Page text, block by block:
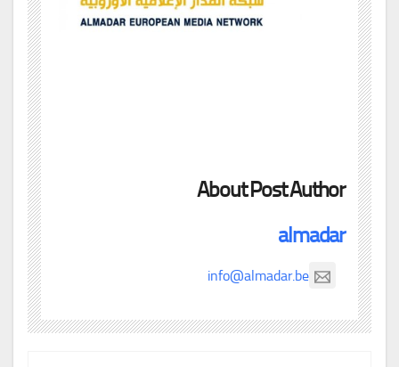
About Post Author
almadar
info@almadar.be